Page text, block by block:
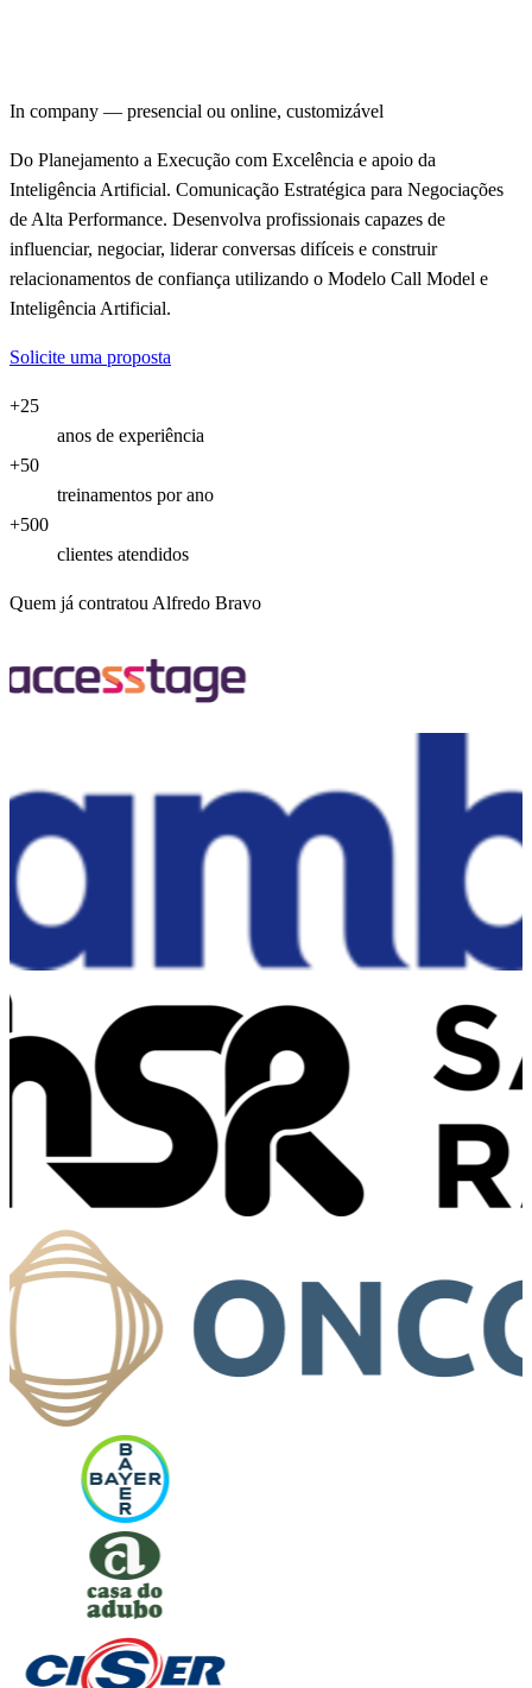
In company — presencial ou online, customizável
Do Planejamento a Execução com Excelência e apoio da
Inteligência Artificial. Comunicação Estratégica para Negociações
de Alta Performance. Desenvolva profissionais capazes de
influenciar, negociar, liderar conversas difíceis e construir
relacionamentos de confiança utilizando o Modelo Call Model e
Inteligência Artificial.
Solicite uma proposta
+25
anos de experiência
+50
treinamentos por ano
+500
clientes atendidos
Quem já contratou Alfredo Bravo